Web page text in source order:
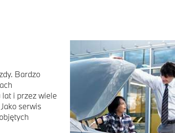
Bardzo
i przez wiele
serwis